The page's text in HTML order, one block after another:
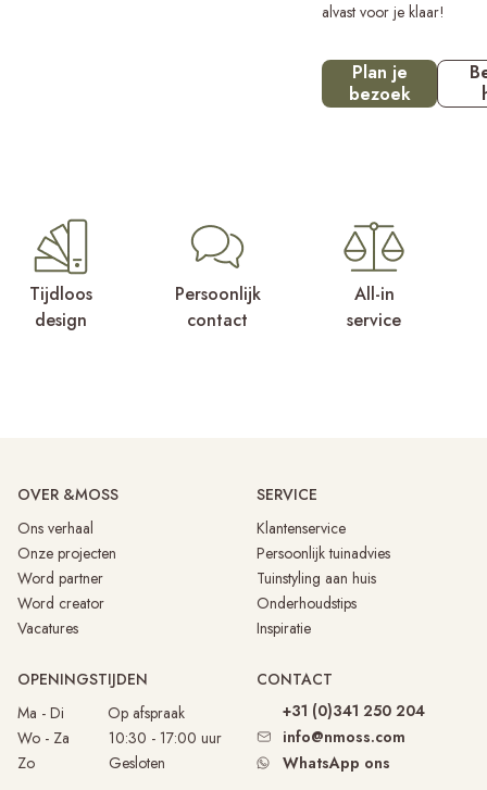
alvast voor je klaar!
Plan je
bezoek
Tijdloos
design
Persoonlijk
contact
All-in
service
OVER &MOSS
Ons verhaal
Onze projecten
Word partner
Word creator
Vacatures
SERVICE
Klantenservice
Persoonlijk tuinadvies
Tuinstyling aan huis
Onderhoudstips
Inspiratie
OPENINGSTIJDEN
Ma - Di Op afspraak
Wo - Za 10:30 - 17:00 uur
Zo Gesloten
CONTACT
+31 (0)341 250 204
info@nmoss.com
WhatsApp ons